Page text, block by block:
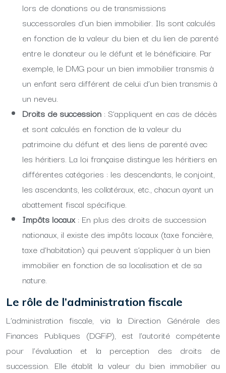
lors de donations ou de transmissions
successorales d’un bien immobilier. Ils sont calculés
en fonction de la valeur du bien et du lien de parenté
entre le donateur ou le défunt et le bénéficiaire. Par
exemple, le DMG pour un bien immobilier transmis à
un enfant sera différent de celui d’un bien transmis à
un neveu.
Droits de succession : S’appliquent en cas de décès
et sont calculés en fonction de la valeur du
patrimoine du défunt et des liens de parenté avec
les héritiers. La loi française distingue les héritiers en
différentes catégories : les descendants, le conjoint,
les ascendants, les collatéraux, etc., chacun ayant un
abattement fiscal spécifique.
Impôts locaux: En plus des droits de succession
nationaux, il existe des impôts locaux (taxe foncière,
taxe d’habitation) qui peuvent s’appliquer à un bien
immobilier en fonction de sa localisation et de sa
nature.
Le rôle de l’administration fiscale
L’administration fiscale, via la Direction Générale des
Finances Publiques (DGFiP), est l’autorité compétente
pour l’évaluation et la perception des droits de
succession. Elle établit la valeur du bien immobilier au